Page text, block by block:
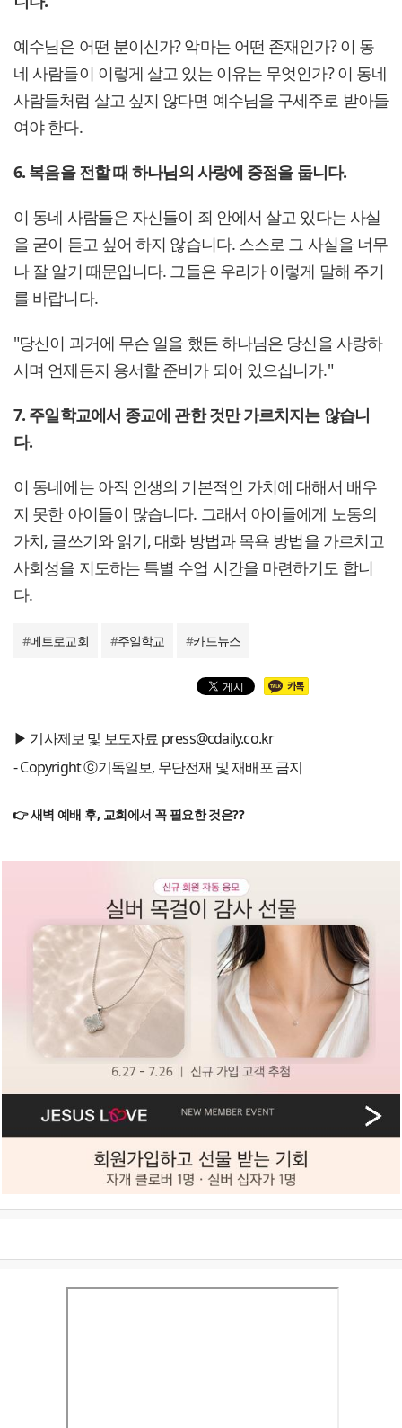
예수님은 어떤 분이신가? 악마는 어떤 존재인가? 이 동
네 사람들이 이렇게 살고 있는 이유는 무엇인가? 이 동네
사람들처럼 살고 싶지 않다면 예수님을 구세주로 받아들
여야 한다.
6. 복음을 전할 때 하나님의 사랑에 중점을 둡니다.
이 동네 사람들은 자신들이 죄 안에서 살고 있다는 사실
을 굳이 듣고 싶어 하지 않습니다. 스스로 그 사실을 너무
나 잘 알기 때문입니다. 그들은 우리가 이렇게 말해 주기
를 바랍니다.
"당신이 과거에 무슨 일을 했든 하나님은 당신을 사랑하
시며 언제든지 용서할 준비가 되어 있으십니가."
7. 주일학교에서 종교에 관한 것만 가르치지는 않습니
다.
이 동네에는 아직 인생의 기본적인 가치에 대해서 배우
지 못한 아이들이 많습니다. 그래서 아이들에게 노동의
가치, 글쓰기와 읽기, 대화 방법과 목욕 방법을 가르치고
사회성을 지도하는 특별 수업 시간을 마련하기도 합니
다.
#메트로교회 #주일학교 #카드뉴스
▶ 기사제보 및 보도자료 press@cdaily.co.kr
- Copyright ⓒ기독일보, 무단전재 및 재배포 금지
👉 새벽 예배 후, 교회에서 꼭 필요한 것은??